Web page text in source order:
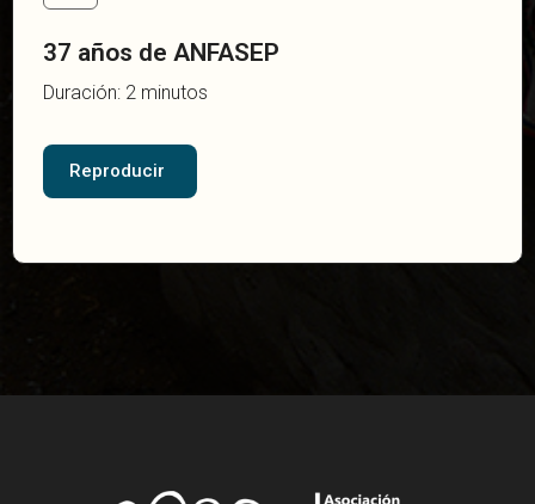
37 años de ANFASEP
Duración: 2 minutos
Reproducir